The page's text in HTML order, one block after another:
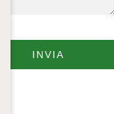
INVIA